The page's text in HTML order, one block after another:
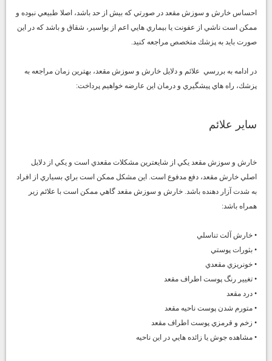
احساس خارش و سوزش مقعد در صورتي كه بيش از حد باشد، اصلا طبيعي نبوده و
ممكن است ناشي از عفونت يا بيماري هايي اعم از بواسير، شقاق و باشد كه در اين
صورت بايد به پزشك متخصص مراجعه كنيد.
در ادامه به بررسي علائم و دلايل خارش و سوزش مقعد، بهترين زمان مراجعه به
پزشك، راه هاي پيشگيري و درمان اين عارضه خواهيم پرداخت:
ساير علائم
خارش و سوزش مقعد يكي از شايعترين مشكلات مقعدي است و يكي از دلايل
اصلي خارش مقعد، دفع مدفوع است. اين مشكل ممكن است براي بسياري از افراد
به شدت آزار دهنده باشد. خارش و سوزش مقعد گاهي ممكن است با علائم زير
همراه باشد:
• خارش آلت تناسلي
• بثورات پوستي
• خونريزي مقعدي
• تغيير رنگ پوست اطراف مقعد
• درد مقعد
• متورم شدن پوست ناحيه مقعد
• زخم و قرمزي پوست اطراف مقعد
• مشاهده جوش يا زائده هايي در اين ناحيه